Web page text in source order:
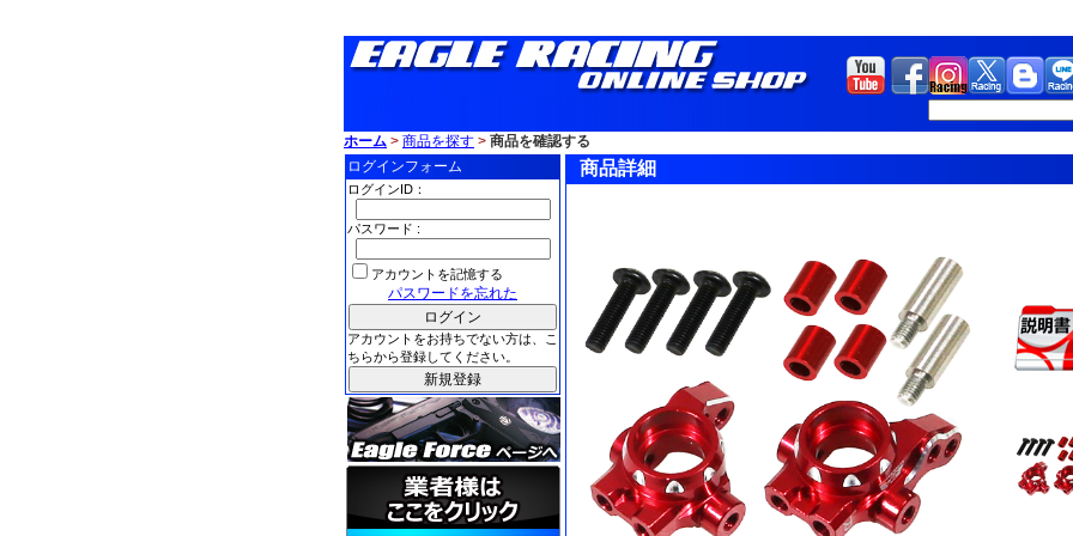
ホーム > 商品を探す > 商品を確認する
ログインフォーム
ログインID：
パスワード :
アカウントを記憶する
パスワードを忘れた
アカウントをお持ちでない方は、こ
ちらから登録してください。
商品詳細